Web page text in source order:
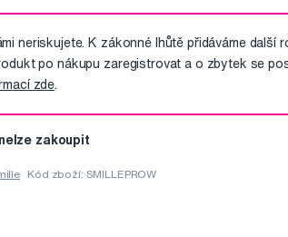
neriskujete. K zákonné lhůtě přidáváme další
po nákupu zaregistrovat a o zbytek se
zde.
zakoupit
Kód zboží: SMILLEPROW